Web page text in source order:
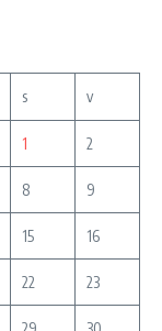
s v
1 2
8 9
15 16
22 23